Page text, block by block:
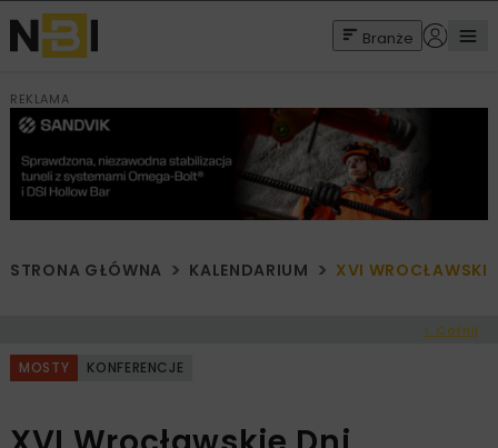
Branże
REKLAMA
STRONA GŁÓWNA KALENDARIUM XVI
< Cofnij
MOSTY KONFERENCJE